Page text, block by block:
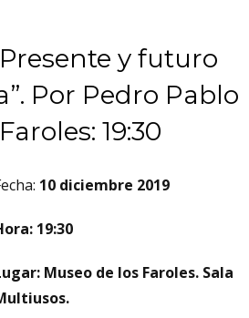
y futuro
Por Pedro Pablo
19:30
10 diciembre 2019
19:30
Museo de los Faroles. Sala